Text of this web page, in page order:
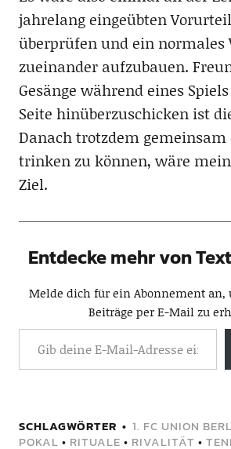
jahrelang eingeübten
überprüfen und ein normales
zueinander aufzubauen.
Gesänge während eines
Seite hinüberzuschicken ist
Danach trotzdem gemeinsam
trinken zu können, wäre
Ziel.
Entdecke mehr von
Melde dich für ein Abonnement an,
Beiträge per E-Mail zu
SCHLAGWÖRTER 1. FC UNION
POKAL • RITUALE • RIVALITÄT •